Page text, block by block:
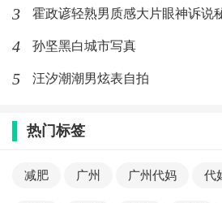
3 霍政谚轻熟男质感大片眼神诉说
4 孙坚黑白城市写真
5 汪汐潮潮男炫表自拍
热门标签
减肥 广州 广州代妈 代